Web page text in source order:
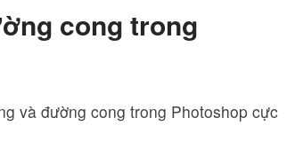
cong trong
và đường cong trong Photoshop cực